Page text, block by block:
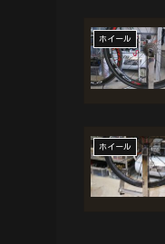
ホイール
ホイール